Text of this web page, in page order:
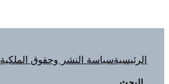
الرئيسيةسياسة النشر وحقوق الملكية